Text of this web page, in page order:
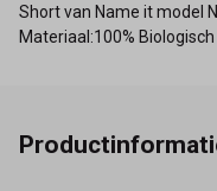
Short van Name it model
Materiaal:100%